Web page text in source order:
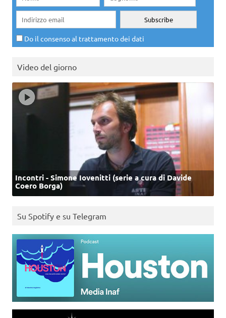
Do il consenso al trattamento dei dati
Video del giorno
Incontri - Simone Iovenitti (serie a cura di Davide
Coero Borga)
Su Spotify e su Telegram